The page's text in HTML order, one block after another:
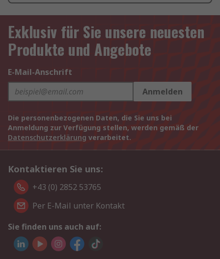
Exklusiv für Sie unsere neuesten
Produkte und Angebote
E-Mail-Anschrift
Anmelden
Die personenbezogenen Daten, die Sie uns bei
Anmeldung zur Verfügung stellen, werden gemäß der
Datenschutzerklärung verarbeitet.
Kontaktieren Sie uns:
+43 (0) 2852 53765
Per E-Mail unter Kontakt
Sie finden uns auch auf: